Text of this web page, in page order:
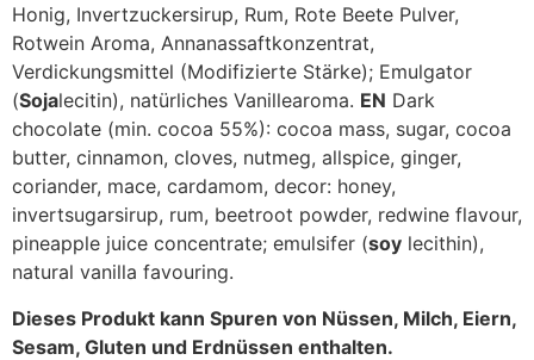
Honig, Invertzuckersirup, Rum, Rote Beete Pulver,
Rotwein Aroma, Annanassaftkonzentrat,
Verdickungsmittel (Modifizierte Stärke); Emulgator
(Sojalecitin), natürliches Vanillearoma. EN Dark
chocolate (min. cocoa 55%): cocoa mass, sugar, cocoa
butter, cinnamon, cloves, nutmeg, allspice, ginger,
coriander, mace, cardamom, decor: honey,
invertsugarsirup, rum, beetroot powder, redwine flavour,
pineapple juice concentrate; emulsifer (soy lecithin),
natural vanilla favouring.
Dieses Produkt kann Spuren von Nüssen, Milch, Eiern,
Sesam, Gluten und Erdnüssen enthalten.